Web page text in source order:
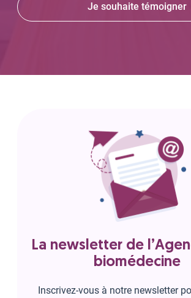
Je souhaite témoigner
La newsletter de
biomédecine
Inscrivez-vous à notre newsletter